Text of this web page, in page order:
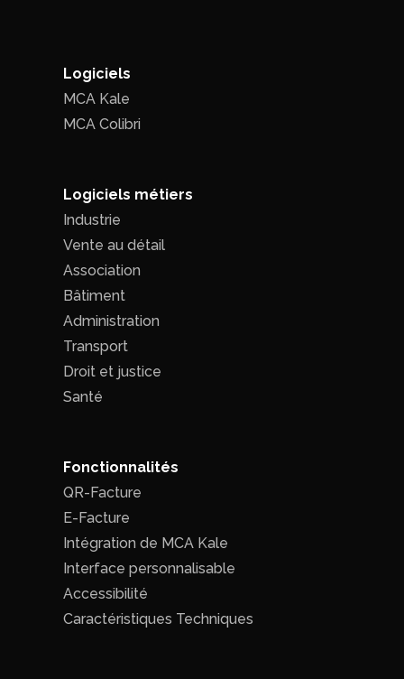
Logiciels
MCA Kale
MCA Colibri
Logiciels métiers
Industrie
Vente au détail
Association
Bâtiment
Administration
Transport
Droit et justice
Santé
Fonctionnalités
QR-Facture
E-Facture
Intégration de MCA Kale
Interface personnalisable
Accessibilité
Caractéristiques Techniques